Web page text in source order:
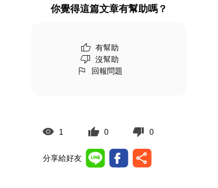
你覺得這篇文章有幫助嗎？
有幫助
沒幫助
回報問題
1 0 0
分享給好友